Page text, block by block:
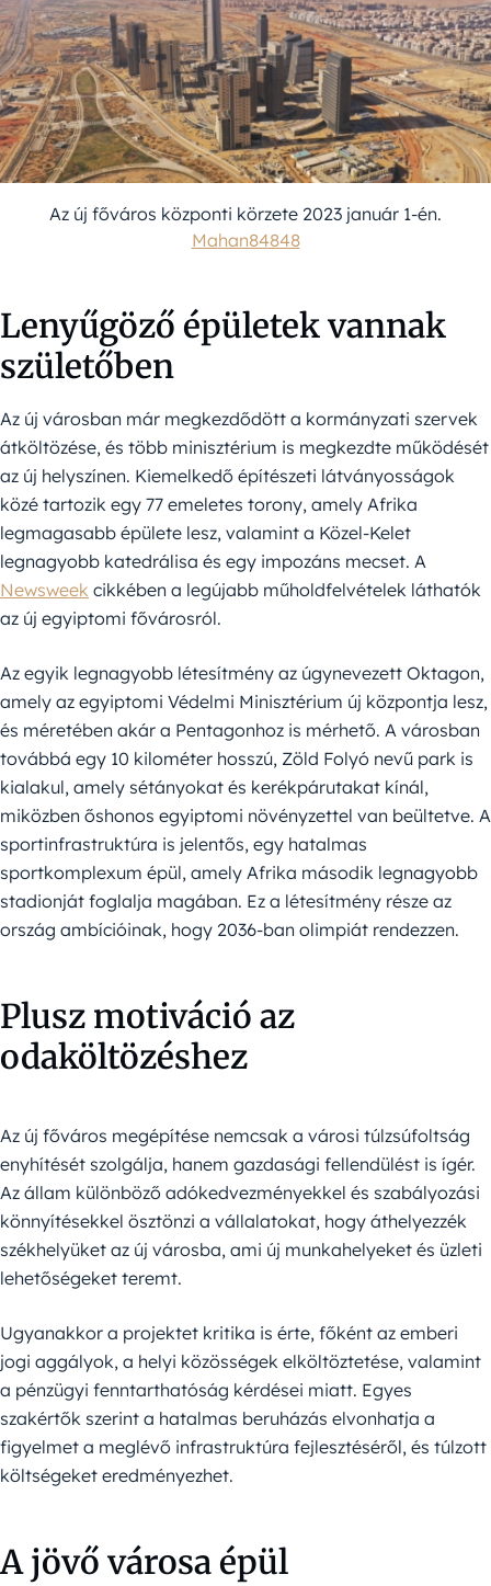
Az új főváros központi körzete 2023 január 1-én.
Mahan84848
Lenyűgöző épületek vannak
születőben
Az új városban már megkezdődött a kormányzati szervek
átköltözése, és több minisztérium is megkezdte működését
az új helyszínen. Kiemelkedő építészeti látványosságok
közé tartozik egy 77 emeletes torony, amely Afrika
legmagasabb épülete lesz, valamint a Közel-Kelet
legnagyobb katedrálisa és egy impozáns mecset. A
Newsweek cikkében a legújabb műholdfelvételek láthatók
az új egyiptomi fővárosról.
Az egyik legnagyobb létesítmény az úgynevezett Oktagon,
amely az egyiptomi Védelmi Minisztérium új központja lesz,
és méretében akár a Pentagonhoz is mérhető. A városban
továbbá egy 10 kilométer hosszú, Zöld Folyó nevű park is
kialakul, amely sétányokat és kerékpárutakat kínál,
miközben őshonos egyiptomi növényzettel van beültetve. A
sportinfrastruktúra is jelentős, egy hatalmas
sportkomplexum épül, amely Afrika második legnagyobb
stadionját foglalja magában. Ez a létesítmény része az
ország ambícióinak, hogy 2036-ban olimpiát rendezzen.
Plusz motiváció az
odaköltözéshez
Az új főváros megépítése nemcsak a városi túlzsúfoltság
enyhítését szolgálja, hanem gazdasági fellendülést is ígér.
Az állam különböző adókedvezményekkel és szabályozási
könnyítésekkel ösztönzi a vállalatokat, hogy áthelyezzék
székhelyüket az új városba, ami új munkahelyeket és üzleti
lehetőségeket teremt.
Ugyanakkor a projektet kritika is érte, főként az emberi
jogi aggályok, a helyi közösségek elköltöztetése, valamint
a pénzügyi fenntarthatóság kérdései miatt. Egyes
szakértők szerint a hatalmas beruházás elvonhatja a
figyelmet a meglévő infrastruktúra fejlesztéséről, és túlzott
költségeket eredményezhet.
A jövő városa épül